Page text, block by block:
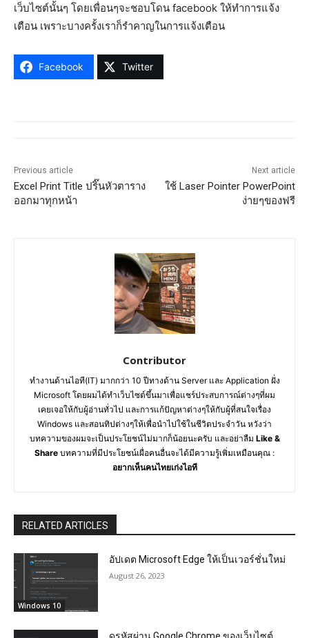
เว็บไซต์นั้นๆ โดยเพื่อนๆจะชอบโดน facebook ให้ทำการแจ้ง
เตือน เพราะบางครั้งเราก็รำคาญในการแจ้งเตือน
Facebook Twitter
Previous article
Excel Print Title ปริ๊นหัวตาราง
ออกมาทุกหน้า
Next article
ใช้ Laser Pointer PowerPoint
ง่ายๆของฟรี
Contributor
ทำงานด้านไอที(IT) มากกว่า 10 ปีทางด้าน Server และ Application ฝั่ง
Microsoft โดยผมได้ทำเว็บไซต์ขึ้นมาเพื่อแชร์ประสบการณ์ต่างๆที่ผม
เคยเจอให้กับผู้อ่านทั่วไป และการแก้ปัญหาต่างๆให้กับผู้ที่สนใจเรื่อง
Windows และสอนทิปต่างๆให้เพื่อนำไปใช้ในชีวิตประจำวัน หวังว่า
บทความของผมจะเป็นประโยชน์ไม่มากก็น้อยนะครับ และอย่าลืม Like &
Share บทความที่มีประโยชน์เผื่อคนอื่นจะได้มีความรู้เพิ่มเหมือนคุณ :
อยากเห็นคนไทยเก่งไอที
RELATED ARTICLES
Windows 10
อัปเดต Microsoft Edge ให้เป็นเวอร์ชั่นใหม่
August 26, 2023